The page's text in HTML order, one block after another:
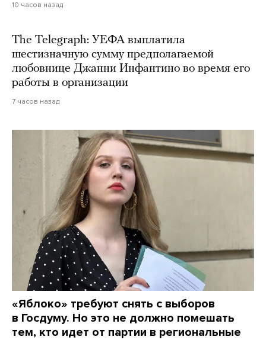
10 часов назад
The Telegraph: УЕФА выплатила
шестизначную сумму предполагаемой
любовнице Джанни Инфантино во время его
работы в организации
7 часов назад
«Яблоко» требуют снять с выборов
в Госдуму. Но это не должно помешать
тем, кто идет от партии в региональные